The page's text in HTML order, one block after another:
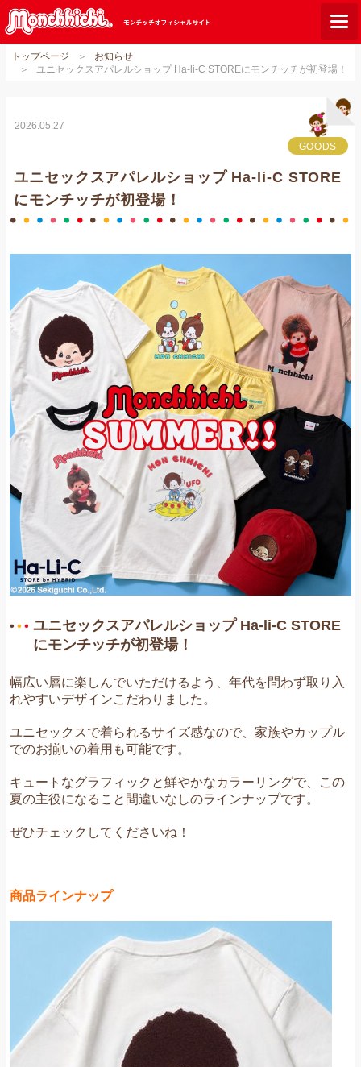
モンチッチとは？
グッズ
ショップリスト
ダウンロード
オンラインショップ
Q&A
関連サイト
GLOBAL
お問い合わせ
トップページ
お知らせ
ユニセックスアパレルショップ Ha-li-C STOREにモンチッチが初登場！
2026.05.27
GOODS
ユニセックスアパレルショップ Ha-li-C STORE
にモンチッチが初登場！
ユニセックスアパレルショップ Ha-li-C STORE
にモンチッチが初登場！
幅広い層に楽しんでいただけるよう、年代を問わず取り入
れやすいデザインこだわりました。
ユニセックスで着られるサイズ感なので、家族やカップル
でのお揃いの着用も可能です。
キュートなグラフィックと鮮やかなカラーリングで、この
夏の主役になること間違いなしのラインナップです。
ぜひチェックしてくださいね！
商品ラインナップ